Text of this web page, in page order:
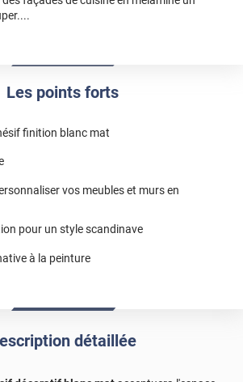
Les points forts
finition blanc mat
vos meubles et murs en
pour un style scandinave
à la peinture
détaillée